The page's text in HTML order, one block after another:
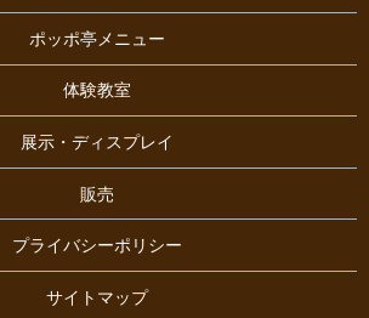
ポッポ亭メニュー
体験教室
展示・ディスプレイ
販売
プライバシーポリシー
サイトマップ